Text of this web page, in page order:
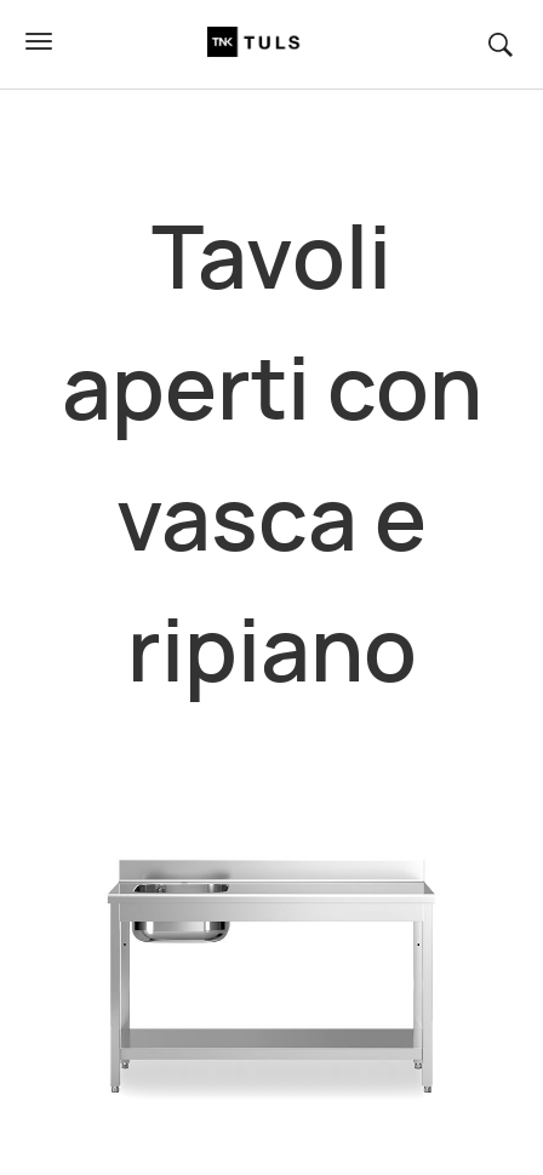
Tavoli
aperti con
vasca e
ripiano